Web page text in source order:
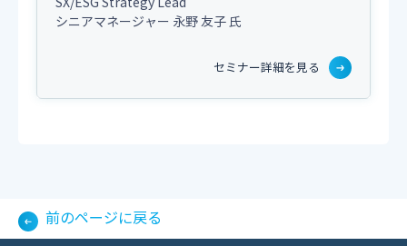
SX/ESG Strategy Lead
シニアマネージャー 永野 友子 氏
セミナー詳細を見る
前のページに戻る